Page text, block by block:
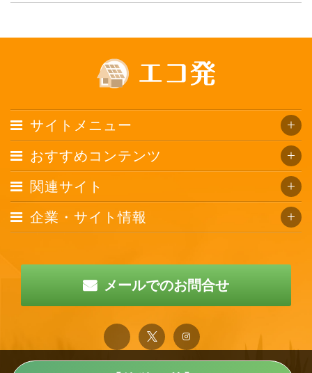
サイトメニュー
おすすめコンテンツ
関連サイト
企業・サイト情報
メールでのお問合せ